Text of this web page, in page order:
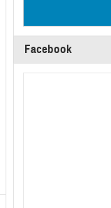
Facebook